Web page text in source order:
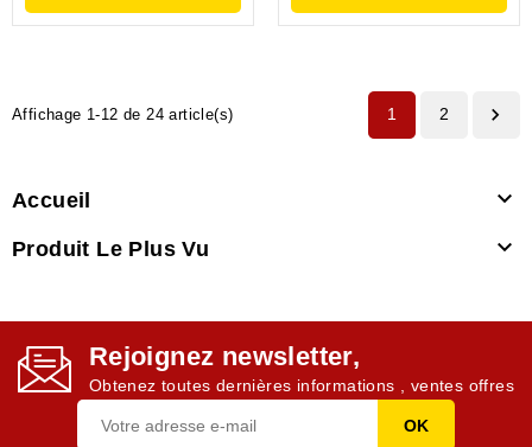
Affichage 1-12 de 24 article(s) 1 2 
Accueil 
Produit Le Plus Vu 
Rejoignez newsletter,
Obtenez toutes dernières informations , ventes offres